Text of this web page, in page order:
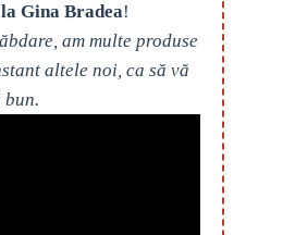
Gina Bradea!
am multe produse
altele noi, ca să vă
bun.